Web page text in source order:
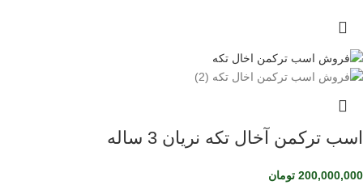
اسب ترکمن آخال تکه نریان 3 ساله
200,000,000 تومان